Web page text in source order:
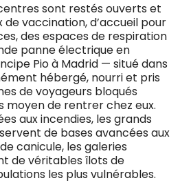
sont restés ouverts et
de vaccination, d’accueil pour
des espaces de respiration
panne électrique en
Pio à Madrid — situé dans
hébergé, nourri et pris
de voyageurs bloqués
moyen de rentrer chez eux.
aux incendies, les grands
de bases avancées aux
canicule, les galeries
de véritables îlots de
les plus vulnérables.